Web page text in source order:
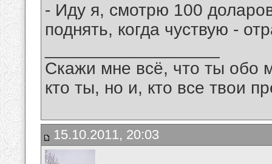
- Иду я, смотрю 100
поднять, когда чуствую -
Скажи мне всё, что ты обо
кто ты, но и, кто все твои
15.10.2011, 20:03